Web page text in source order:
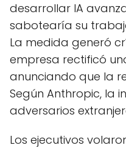
desarrollar IA
sabotearía su
La medida generó
empresa rectificó
anunciando que la
Según Anthropic, la
adversarios
Los ejecutivos